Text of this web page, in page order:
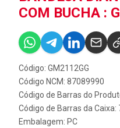
COM BUCHA :
Código: GM2112GG
Código NCM: 87089990
Código de Barras do
Código de Barras da Caixa:
Embalagem: PC